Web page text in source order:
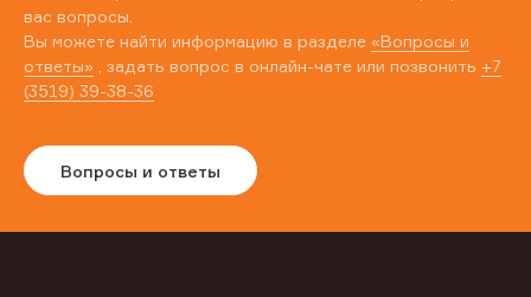
вас вопросы.
Вы можете найти информацию в разделе «Вопросы и
ответы» , задать вопрос в онлайн-чате или позвонить +7
(3519) 39-38-36
Вопросы и ответы